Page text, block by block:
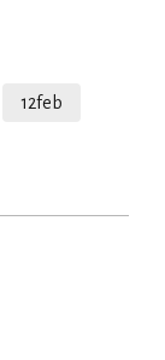
12feb